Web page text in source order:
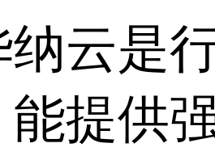
是行
提供